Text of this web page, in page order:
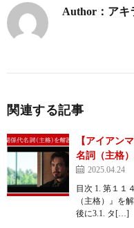
Author：アキ
関連する記事
【アイアン
名詞（主格
2025.04.24
目次 1. 第１１
（主格）』を
後に3.1. タ[…]